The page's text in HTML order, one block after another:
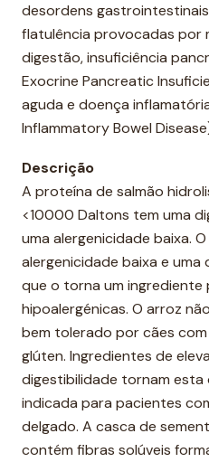
desordens
flatulência provocadas por
digestão, insuficiência
Exocrine Pancreatic
aguda e doença
Inflammatory Bowel
Descrição
A proteína de salmão
<10000 Daltons tem uma
uma alergenicidade baixa.
alergenicidade baixa e uma
que o torna um
hipoalergénicas. O arroz
bem tolerado por cães
glúten. Ingredientes de
digestibilidade tornam esta
indicada para pacientes
delgado. A casca de
contém fibras solúveis